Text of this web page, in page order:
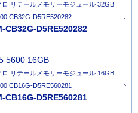
リテールメモリーモジュール 32GB
CB32G-D5RE520282
CB32G-D5RE520282
5600 16GB
リテールメモリーモジュール 16GB
CB16G-D5RE560281
CB16G-D5RE560281